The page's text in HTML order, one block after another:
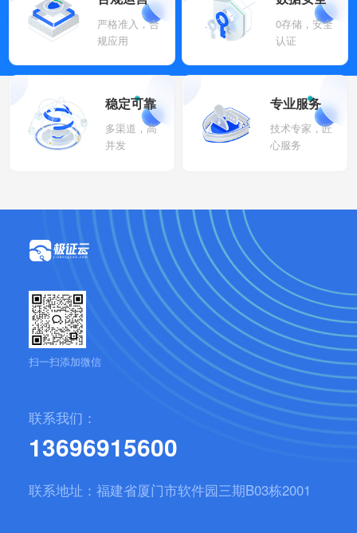
严格准入，合
规应用
0存储，安全
认证
稳定可靠
多渠道，高
并发
专业服务
技术专家，匠
心服务
扫一扫添加微信
联系我们：
13696915600
联系地址：福建省厦门市软件园三期B03栋2001